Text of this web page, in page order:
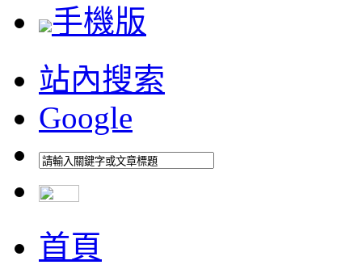
手機版
站內搜索
Google
首頁